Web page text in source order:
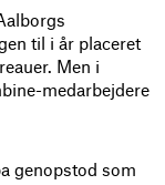
til i år placeret
Men i
medarbejdere
genopstod som